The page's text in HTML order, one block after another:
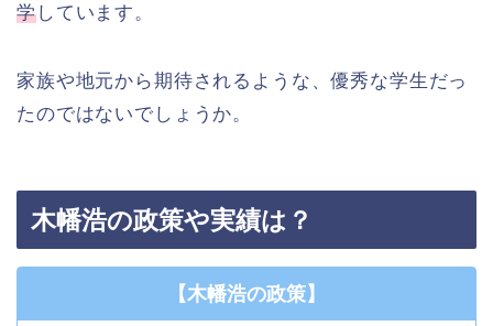
学しています。
家族や地元から期待されるような、優秀な学生だっ
たのではないでしょうか。
木幡浩の政策や実績は？
【木幡浩の政策】